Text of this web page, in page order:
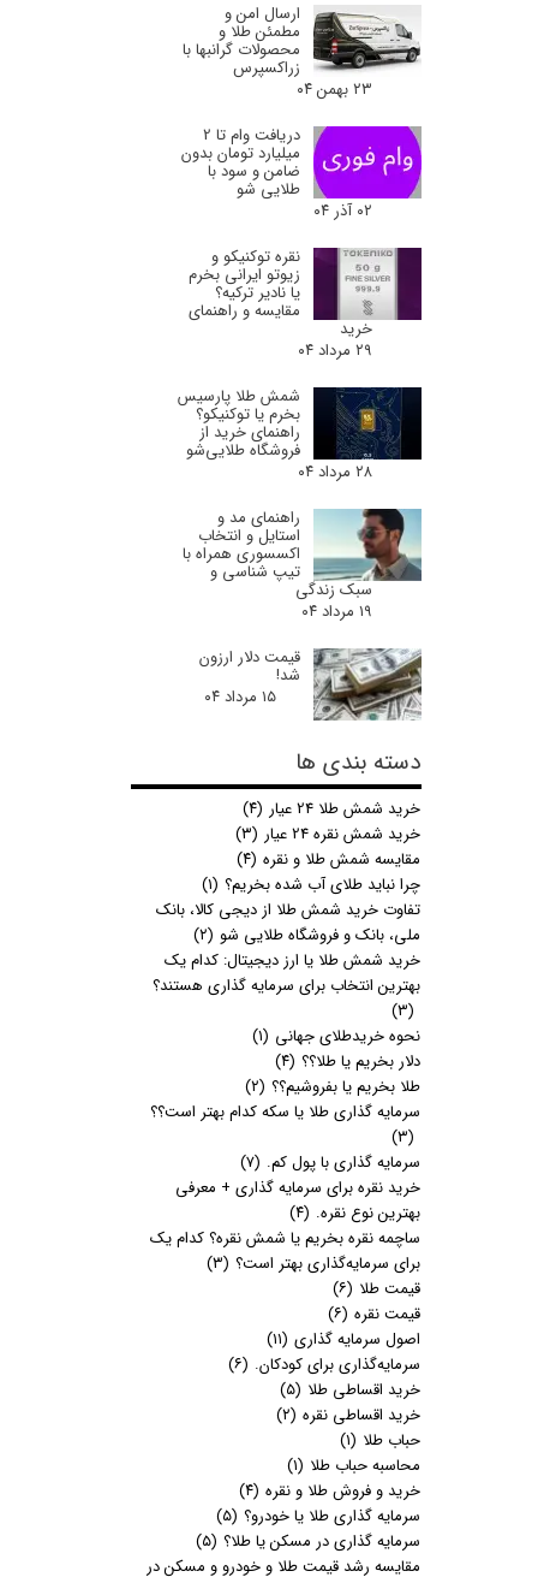
ارسال امن و
مطمئن طلا و
محصولات گرانبها با
زراکسپرس
۲۳ بهمن ۰۴
دریافت وام تا 2
میلیارد تومان بدون
ضامن و سود با
طلایی شو
۰۲ آذر ۰۴
نقره توکنیکو و
زیوتو ایرانی بخرم
یا نادیر ترکیه؟
مقایسه و راهنمای
خرید
۲۹ مرداد ۰۴
شمش طلا پارسیس
بخرم یا توکنیکو؟
راهنمای خرید از
فروشگاه طلایی‌شو
۲۸ مرداد ۰۴
راهنمای مد و
استایل و انتخاب
اکسسوری همراه با
تیپ شناسی و
سبک زندگی
۱۹ مرداد ۰۴
قیمت دلار ارزون
شد!
۱۵ مرداد ۰۴
دسته بندی ها
خرید شمش طلا 24 عیار
(۴)
خرید شمش نقره 24 عیار
(۳)
مقایسه شمش طلا و نقره (۴)
چرا نباید طلای آب شده بخریم؟ (۱)
تفاوت خرید شمش طلا از دیجی کالا، بانک
ملی، بانک و فروشگاه طلایی شو (۲)
خرید شمش طلا یا ارز دیجیتال: کدام یک
بهترین انتخاب برای سرمایه گذاری هستند؟
(۳)
نحوه خریدطلای جهانی (۱)
دلار بخریم یا طلا؟؟ (۴)
طلا بخریم یا بفروشیم؟؟ (۲)
سرمایه گذاری طلا یا سکه کدام بهتر است؟؟
(۳)
سرمایه گذاری با پول کم. (۷)
خرید نقره برای سرمایه گذاری + معرفی
بهترین نوع نقره. (۴)
ساچمه نقره بخریم یا شمش نقره؟ کدام یک
برای سرمایه‌گذاری بهتر است؟ (۳)
قیمت طلا (۶)
قیمت نقره (۶)
اصول سرمایه گذاری (۱۱)
سرمایه‌گذاری برای کودکان. (۶)
خرید اقساطی طلا (۵)
خرید اقساطی نقره (۲)
حباب طلا (۱)
محاسبه حباب طلا (۱)
خرید و فروش طلا و نقره (۴)
سرمایه گذاری طلا یا خودرو؟ (۵)
سرمایه گذاری در مسکن یا طلا؟ (۵)
مقایسه رشد قیمت طلا و خودرو و مسکن در